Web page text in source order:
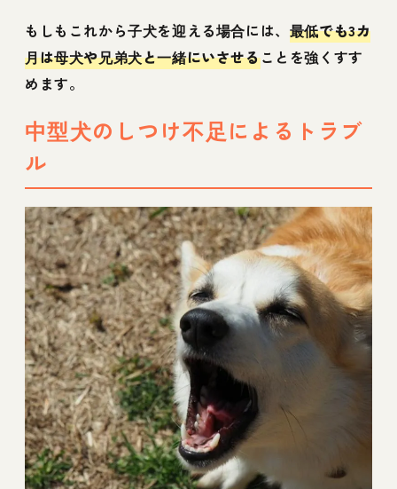
もしもこれから子犬を迎える場合には、 最低でも3カ
月は母犬や兄弟犬と一緒にいさせることを強くすす
めます。
中型犬のしつけ不足によるトラブ
ル